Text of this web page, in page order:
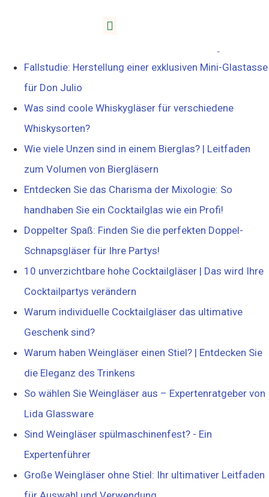
Fallstudie: Herstellung einer exklusiven Mini-Glastasse
für Don Julio
Was sind coole Whiskygläser für verschiedene
Whiskysorten?
Wie viele Unzen sind in einem Bierglas? | Leitfaden
zum Volumen von Biergläsern
Entdecken Sie das Charisma der Mixologie: So
handhaben Sie ein Cocktailglas wie ein Profi!
Doppelter Spaß: Finden Sie die perfekten Doppel-
Schnapsgläser für Ihre Partys!
10 unverzichtbare hohe Cocktailgläser | Das wird Ihre
Cocktailpartys verändern
Warum individuelle Cocktailgläser das ultimative
Geschenk sind?
Warum haben Weingläser einen Stiel? | Entdecken Sie
die Eleganz des Trinkens
So wählen Sie Weingläser aus – Expertenratgeber von
Lida Glassware
Sind Weingläser spülmaschinenfest? - Ein
Expertenführer
Große Weingläser ohne Stiel: Ihr ultimativer Leitfaden